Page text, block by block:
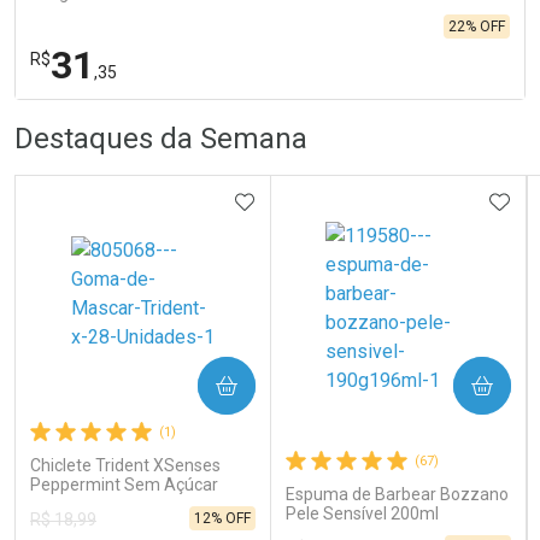
R$31 ,35
22% OFF
Laboratório
Comprar sem Desconto
Por R$ 31,35/cada
Por Menos
Comprar sem Desconto
Por R$ 31,35/cada
Destaques da Semana
(1)
Chiclete Trident XSenses
Peppermint Sem Açúcar
R$ 18,99
12% OFF
ADICIONAR AOS FAVORITOS
COMPRAR
(67)
Espuma de Barbear Bozzano
Pele Sensível 200ml
COMPRAR